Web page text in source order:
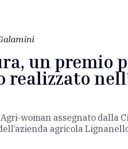
un premio
realizzato
woman assegnato dalla
agricola